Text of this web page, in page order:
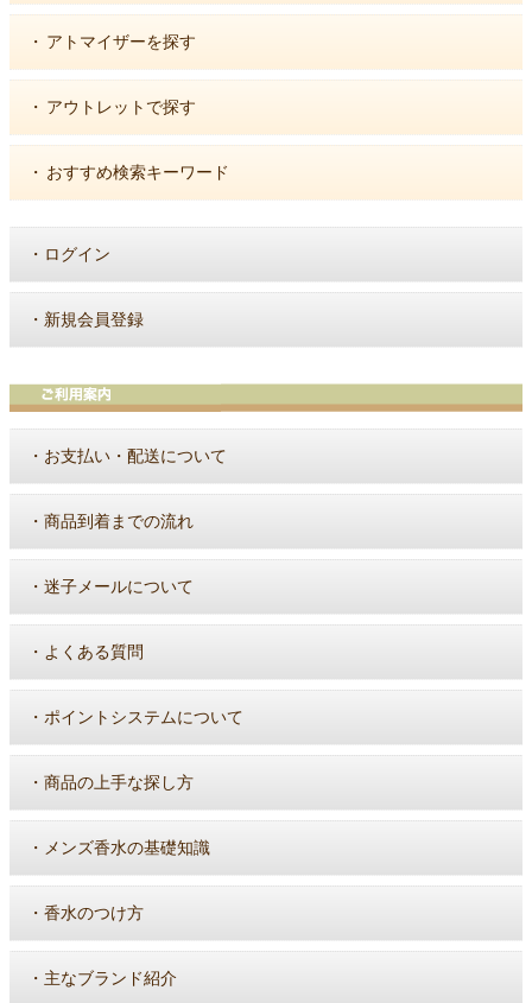
・ アトマイザーを探す
・ アウトレットで探す
・ おすすめ検索キーワード
・ ログイン
・ 新規会員登録
・ お支払い・配送について
・ 商品到着までの流れ
・ 迷子メールについて
・ よくある質問
・ ポイントシステムについて
・ 商品の上手な探し方
・ メンズ香水の基礎知識
・ 香水のつけ方
・ 主なブランド紹介